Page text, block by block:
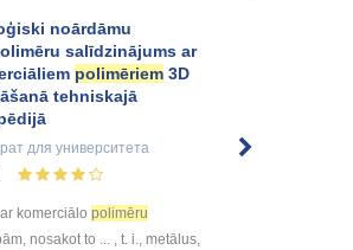
noārdāmu
salīdzinājums ar
polimēriem 3D
tehniskajā
для университета
komerciālo polimēru
nosakot to ... , t. i., metālus,